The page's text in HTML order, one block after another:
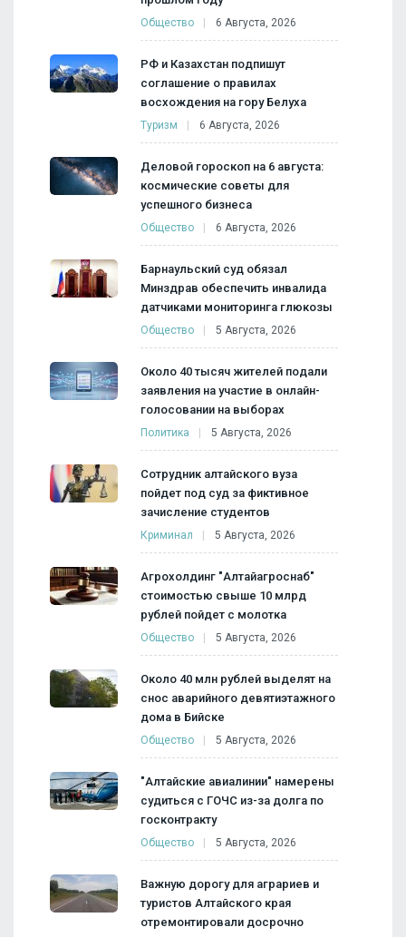
Общество 6 Августа, 2026
РФ и Казахстан подпишут
соглашение о правилах
восхождения на гору Белуха
Туризм 6 Августа, 2026
Деловой гороскоп на 6 августа:
космические советы для
успешного бизнеса
Общество 6 Августа, 2026
Барнаульский суд обязал
Минздрав обеспечить инвалида
датчиками мониторинга глюкозы
Общество 5 Августа, 2026
Около 40 тысяч жителей подали
заявления на участие в онлайн-
голосовании на выборах
Политика 5 Августа, 2026
Сотрудник алтайского вуза
пойдет под суд за фиктивное
зачисление студентов
Криминал 5 Августа, 2026
Агрохолдинг "Алтайагроснаб"
стоимостью свыше 10 млрд
рублей пойдет с молотка
Общество 5 Августа, 2026
Около 40 млн рублей выделят на
снос аварийного девятиэтажного
дома в Бийске
Общество 5 Августа, 2026
"Алтайские авиалинии" намерены
судиться с ГОЧС из-за долга по
госконтракту
Общество 5 Августа, 2026
Важную дорогу для аграриев и
туристов Алтайского края
отремонтировали досрочно